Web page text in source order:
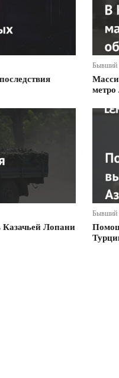
Бывший
метро
Казачьей Лопани
Бывший